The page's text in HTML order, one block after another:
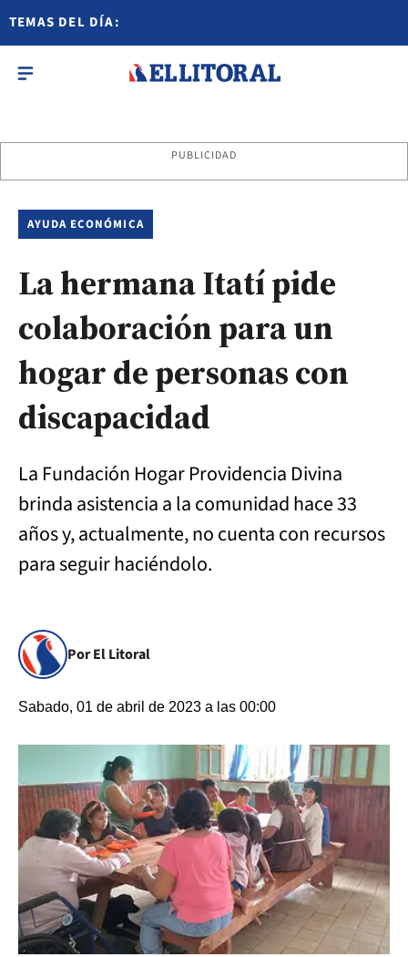
TEMAS DEL DÍA:
PUBLICIDAD
AYUDA ECONÓMICA
La hermana Itatí pide
colaboración para un
hogar de personas con
discapacidad
La Fundación Hogar Providencia Divina
brinda asistencia a la comunidad hace 33
años y, actualmente, no cuenta con recursos
para seguir haciéndolo.
Por El Litoral
Sabado, 01 de abril de 2023 a las 00:00